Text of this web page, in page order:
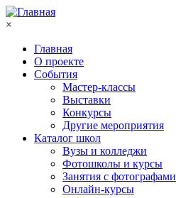
Перейти к основному содержанию
×
Главная
О проекте
События
Мастер-классы
Выставки
Конкурсы
Другие мероприятия
Каталог школ
Вузы и колледжи
Фотошколы и курсы
Занятия с фотографами
Онлайн-курсы